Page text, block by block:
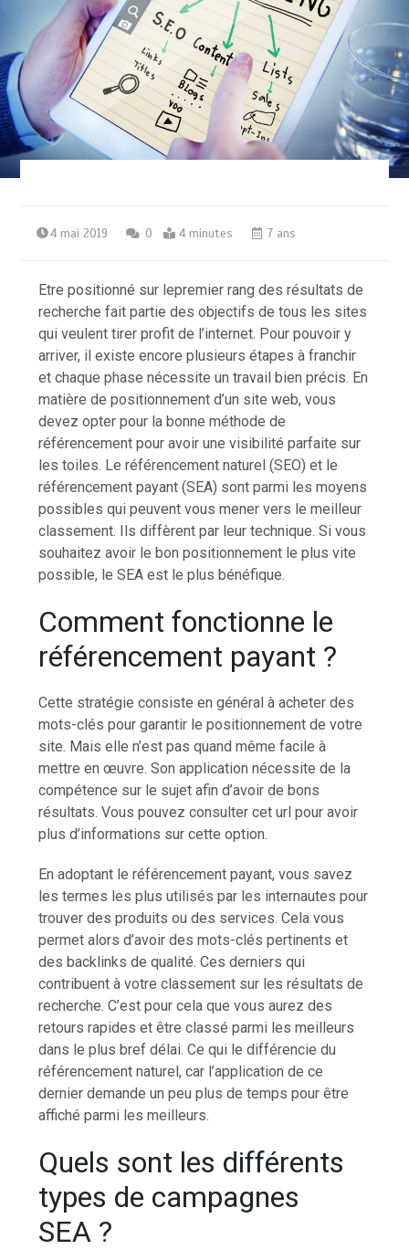
4 mai 2019 0 4 minutes 7 ans
Etre positionné sur lepremier rang des résultats de
recherche fait partie des objectifs de tous les sites
qui veulent tirer profit de l’internet. Pour pouvoir y
arriver, il existe encore plusieurs étapes à franchir
et chaque phase nécessite un travail bien précis. En
matière de positionnement d’un site web, vous
devez opter pour la bonne méthode de
référencement pour avoir une visibilité parfaite sur
les toiles. Le référencement naturel (SEO) et le
référencement payant (SEA) sont parmi les moyens
possibles qui peuvent vous mener vers le meilleur
classement. Ils diffèrent par leur technique. Si vous
souhaitez avoir le bon positionnement le plus vite
possible, le SEA est le plus bénéfique.
Comment fonctionne le
référencement payant ?
Cette stratégie consiste en général à acheter des
mots-clés pour garantir le positionnement de votre
site. Mais elle n’est pas quand même facile à
mettre en œuvre. Son application nécessite de la
compétence sur le sujet afin d’avoir de bons
résultats. Vous pouvez consulter cet url pour avoir
plus d’informations sur cette option.
En adoptant le référencement payant, vous savez
les termes les plus utilisés par les internautes pour
trouver des produits ou des services. Cela vous
permet alors d’avoir des mots-clés pertinents et
des backlinks de qualité. Ces derniers qui
contribuent à votre classement sur les résultats de
recherche. C’est pour cela que vous aurez des
retours rapides et être classé parmi les meilleurs
dans le plus bref délai. Ce qui le différencie du
référencement naturel, car l’application de ce
dernier demande un peu plus de temps pour être
affiché parmi les meilleurs.
Quels sont les différents
types de campagnes
SEA ?